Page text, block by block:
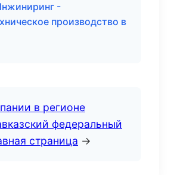
-
производство в
в регионе
федеральный
страница →